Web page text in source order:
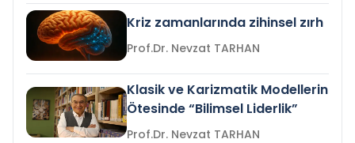
Kriz zamanlarında zihinsel zırh
Prof.Dr. Nevzat TARHAN
Klasik ve Karizmatik Modellerin
Ötesinde “Bilimsel Liderlik”
Prof.Dr. Nevzat TARHAN